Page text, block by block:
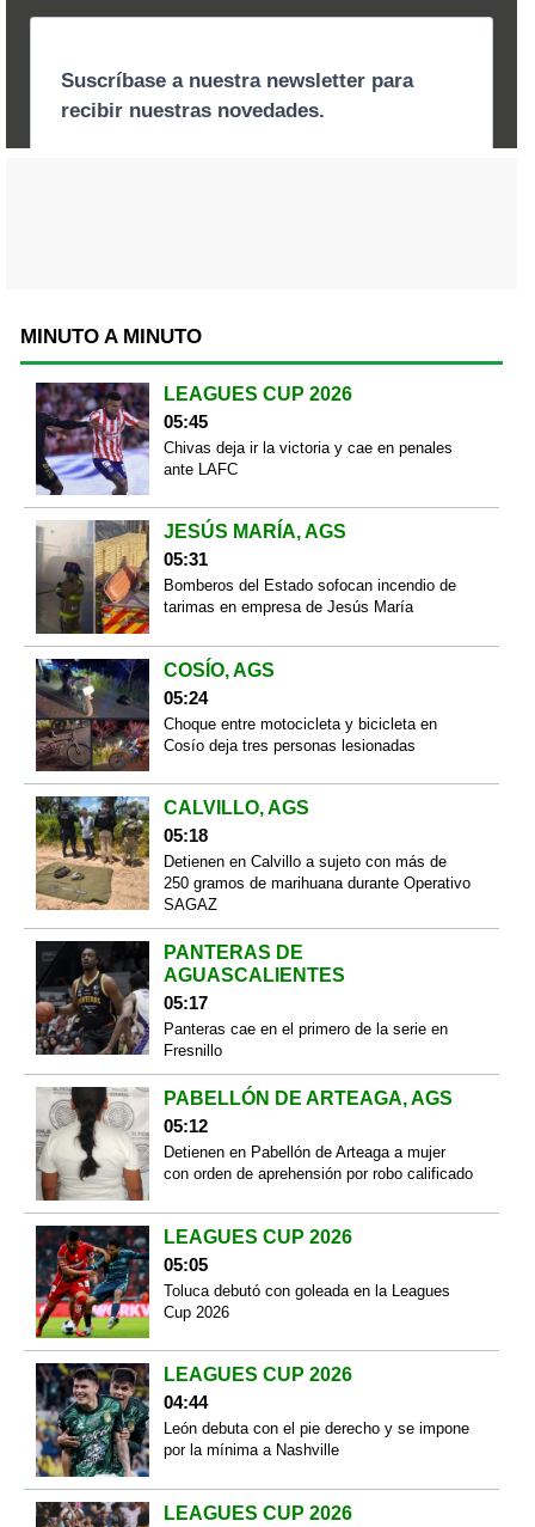
MINUTO A MINUTO
LEAGUES CUP 2026
05:45
Chivas deja ir la victoria y cae en penales
ante LAFC
JESÚS MARÍA, AGS
05:31
Bomberos del Estado sofocan incendio de
tarimas en empresa de Jesús María
COSÍO, AGS
05:24
Choque entre motocicleta y bicicleta en
Cosío deja tres personas lesionadas
CALVILLO, AGS
05:18
Detienen en Calvillo a sujeto con más de
250 gramos de marihuana durante Operativo
SAGAZ
PANTERAS DE
AGUASCALIENTES
05:17
Panteras cae en el primero de la serie en
Fresnillo
PABELLÓN DE ARTEAGA, AGS
05:12
Detienen en Pabellón de Arteaga a mujer
con orden de aprehensión por robo calificado
LEAGUES CUP 2026
05:05
Toluca debutó con goleada en la Leagues
Cup 2026
LEAGUES CUP 2026
04:44
León debuta con el pie derecho y se impone
por la mínima a Nashville
LEAGUES CUP 2026